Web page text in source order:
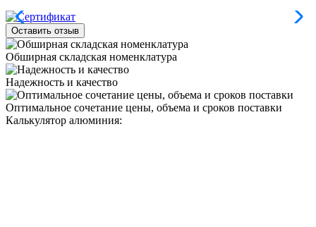
Оставить отзыв
Обширная складская номенклатура
Надежность и качество
Оптимальное сочетание цены, объема и сроков поставки
Калькулятор алюминия: